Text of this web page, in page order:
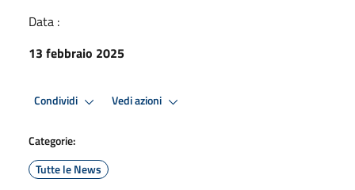
Data :
13 febbraio 2025
Condividi Vedi azioni
Categorie:
Tutte le News